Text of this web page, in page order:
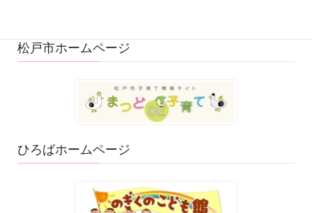
松戸市ホームページ
ひろばホームページ